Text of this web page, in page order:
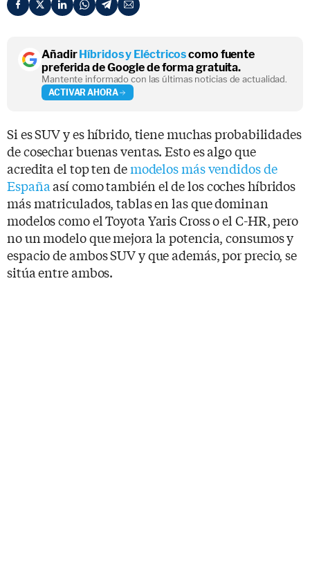
AñadirHíbridos y Eléctricoscomo fuente
preferida de Google de forma gratuita.
Mantente informado con las últimas noticias de actualidad.
ACTIVAR AHORA
Si es SUV y es híbrido, tiene muchas probabilidades
de cosechar buenas ventas. Esto es algo que
acredita el top ten demodelos más vendidos de
Españaasí como también el de los coches híbridos
más matriculados, tablas en las que dominan
modelos como el Toyota Yaris Cross o el C-HR, pero
no un modelo que mejora la potencia, consumos y
espacio de ambos SUV y que además, por precio, se
sitúa entre ambos.